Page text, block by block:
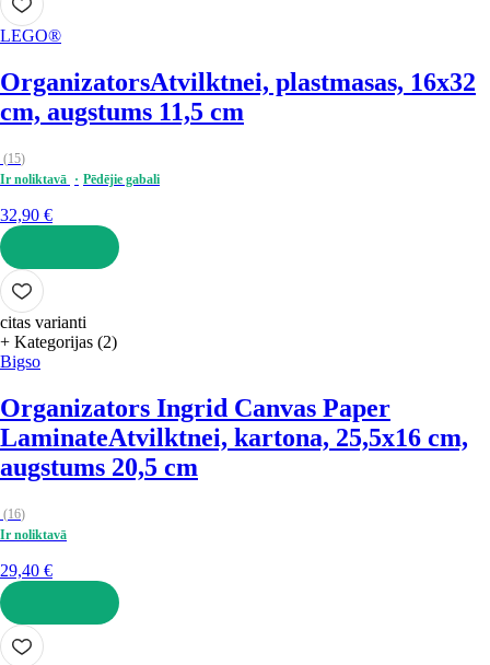
LEGO®
OrganizatorsAtvilktnei, plastmasas, 16x32
cm, augstums 11,5 cm
(15)
Ir noliktavā
Pēdējie gabali
32,90 €
LIKT GROZĀ
citas varianti
+ Kategorijas (2)
Bigso
Organizators Ingrid Canvas Paper
LaminateAtvilktnei, kartona, 25,5x16 cm,
augstums 20,5 cm
(16)
Ir noliktavā
29,40 €
LIKT GROZĀ